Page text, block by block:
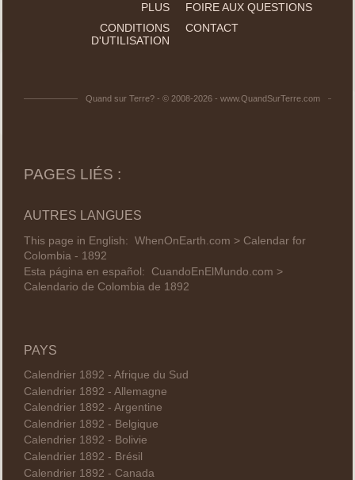
PLUS
FOIRE AUX QUESTIONS
CONDITIONS
D'UTILISATION
CONTACT
Quand sur Terre? - © 2008-2026 - www.QuandSurTerre.com
PAGES LIÉS :
AUTRES LANGUES
This page in English: WhenOnEarth.com > Calendar for
Colombia - 1892
Esta página en español: CuandoEnElMundo.com >
Calendario de Colombia de 1892
PAYS
Calendrier 1892 - Afrique du Sud
Calendrier 1892 - Allemagne
Calendrier 1892 - Argentine
Calendrier 1892 - Belgique
Calendrier 1892 - Bolivie
Calendrier 1892 - Brésil
Calendrier 1892 - Canada